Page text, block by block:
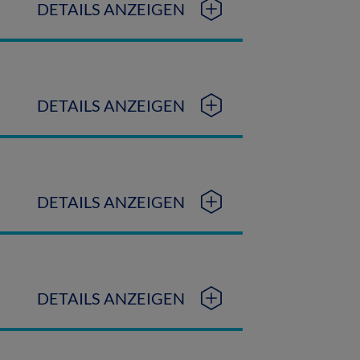
DETAILS ANZEIGEN
DETAILS ANZEIGEN
DETAILS ANZEIGEN
DETAILS ANZEIGEN